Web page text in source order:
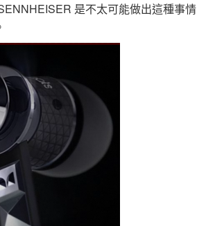
是不太可能做出這種事情